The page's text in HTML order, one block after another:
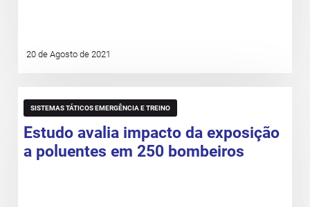
20 de Agosto de 2021
SISTEMAS TÁTICOS EMERGÊNCIA E TREINO
Estudo avalia impacto da exposição
a poluentes em 250 bombeiros